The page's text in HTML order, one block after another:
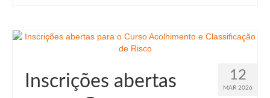
12
MAR 2026
Inscrições abertas